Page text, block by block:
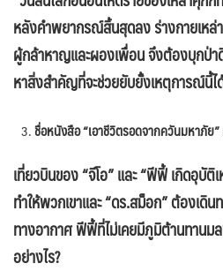
หลังคำพยากรณ์สิ้นสุดลง ร่างกายเห
ผู้กล้าหาญและผองเพื่อน จึงต้องบุกป่
หาสิ่งสำคัญที่จะช่วยยับยั้งเหตุการณ์นี้ไ
ชื่อหนังสือ “เอาชีวิตรอดจากควันมหาภัย
เที่ยวบินของ “จีโอ” และ “ฟีฟี้ เกิดอุบั
ทำให้พวกเขาและ “ดร.สม็อก” ต้องเดิ
ทางอากาศ ฟีฟี้ที่ไม่เคยมีภูมิต้านทานม
อย่างไร?